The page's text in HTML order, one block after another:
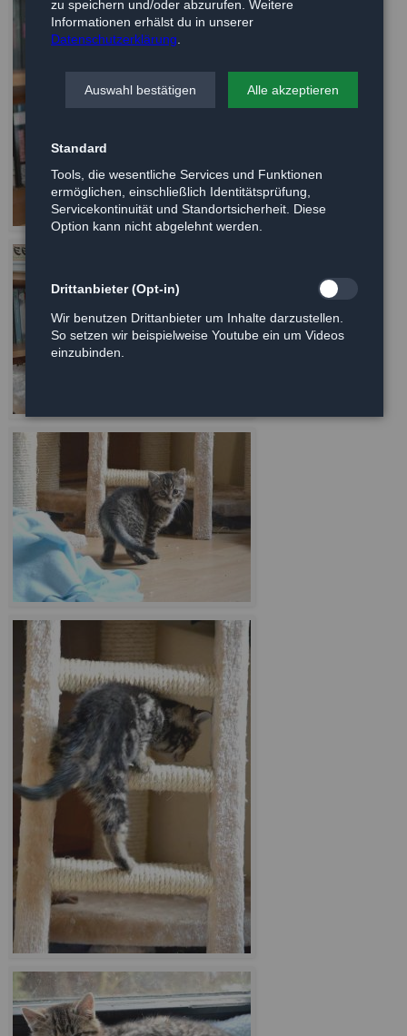
zu speichern und/oder abzurufen. Weitere
Informationen erhälst du in unserer
Datenschutzerklärung
Auswahl bestätigen Alle akzeptieren
Standard
Tools, die wesentliche Services und Funktionen
ermöglichen, einschließlich Identitätsprüfung,
Servicekontinuität und Standortsicherheit. Diese
Option kann nicht abgelehnt werden.
Drittanbieter (Opt-in)
Wir benutzen Drittanbieter um Inhalte darzustellen.
So setzen wir beispielweise Youtube ein um Videos
einzubinden.